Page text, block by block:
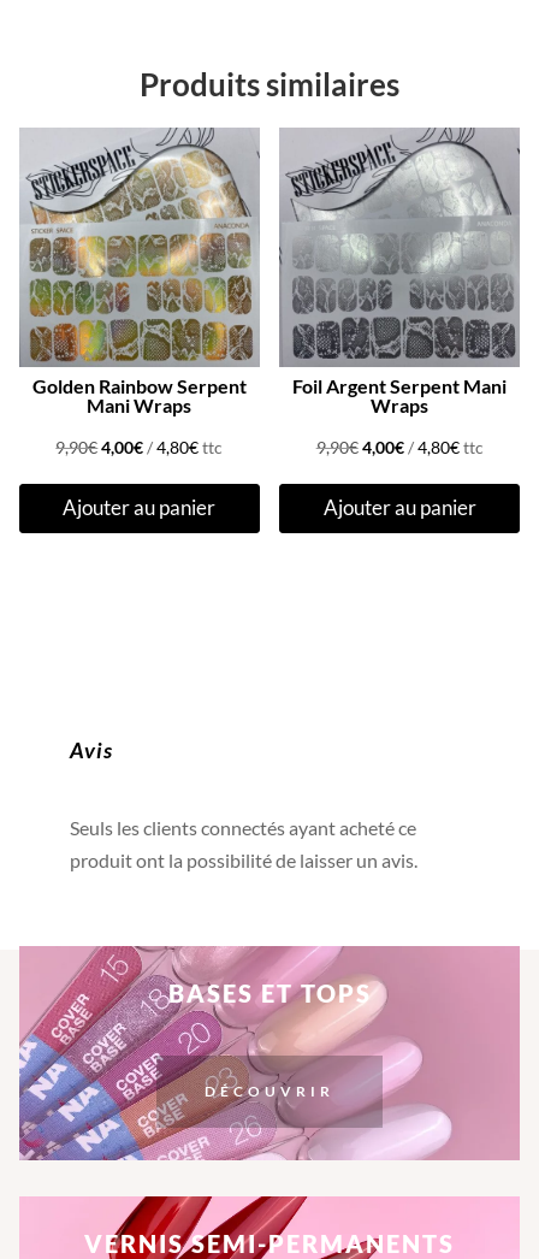
Produits similaires
Promo !
Golden Rainbow Serpent
Mani Wraps
9,90€Le
initial
était :
4,00€Le
actuel
est :
/4,80€ttc
Ajouter au panier
Promo !
Foil Argent Serpent Mani
Wraps
9,90€Le
initial
était :
4,00€Le
actuel
est :
/4,80€ttc
Ajouter au panier
Avis
Seuls les clients connectés ayant acheté ce
produit ont la possibilité de laisser un avis.
BASES ET TOPS
DÉCOUVRIR
VERNIS SEMI-PERMANENTS